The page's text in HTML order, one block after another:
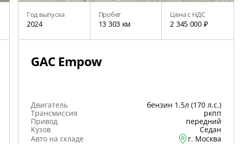
Год выпуска
2024
Пробег
13 303 км
Цена с НДС
2 345 000 ₽
GAC Empow
Двигатель
бензин 1.5л (170 л.с.)
Трансмиссия
ркпп
Привод
передний
Кузов
Седан
Авто на складе
г. Москва